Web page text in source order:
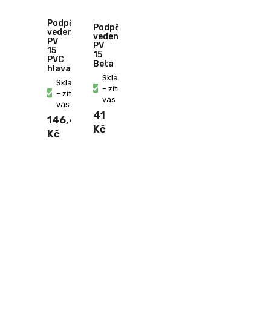
Podpěra
vedení
PV
15
PVC
hlava
Skladem
– zítra u
vás
146,40
Kč
Podpěra
vedení
PV
15
Beta
Skladem
– zítra u
vás
41
Kč